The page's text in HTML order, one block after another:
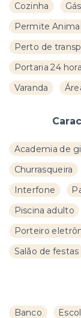
Cozinha
Permite
Perto de
Portaria 24
Varanda
Academia de
Churrasqueira
Interfone
Piscina adulto
Porteiro
Salão de festas
Banco